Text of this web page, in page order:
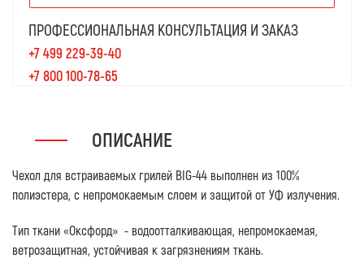
ПРОФЕССИОНАЛЬНАЯ КОНСУЛЬТАЦИЯ И ЗАКАЗ
+7 499 229-39-40
+7 800 100-78-65
ОПИСАНИЕ
Чехол для встраиваемых грилей BIG-44 выполнен из 100%
полиэстера, с непромокаемым слоем и защитой от УФ излучения.
Тип ткани «Оксфорд» - водоотталкивающая, непромокаемая,
ветрозащитная, устойчивая к загрязнениям ткань.